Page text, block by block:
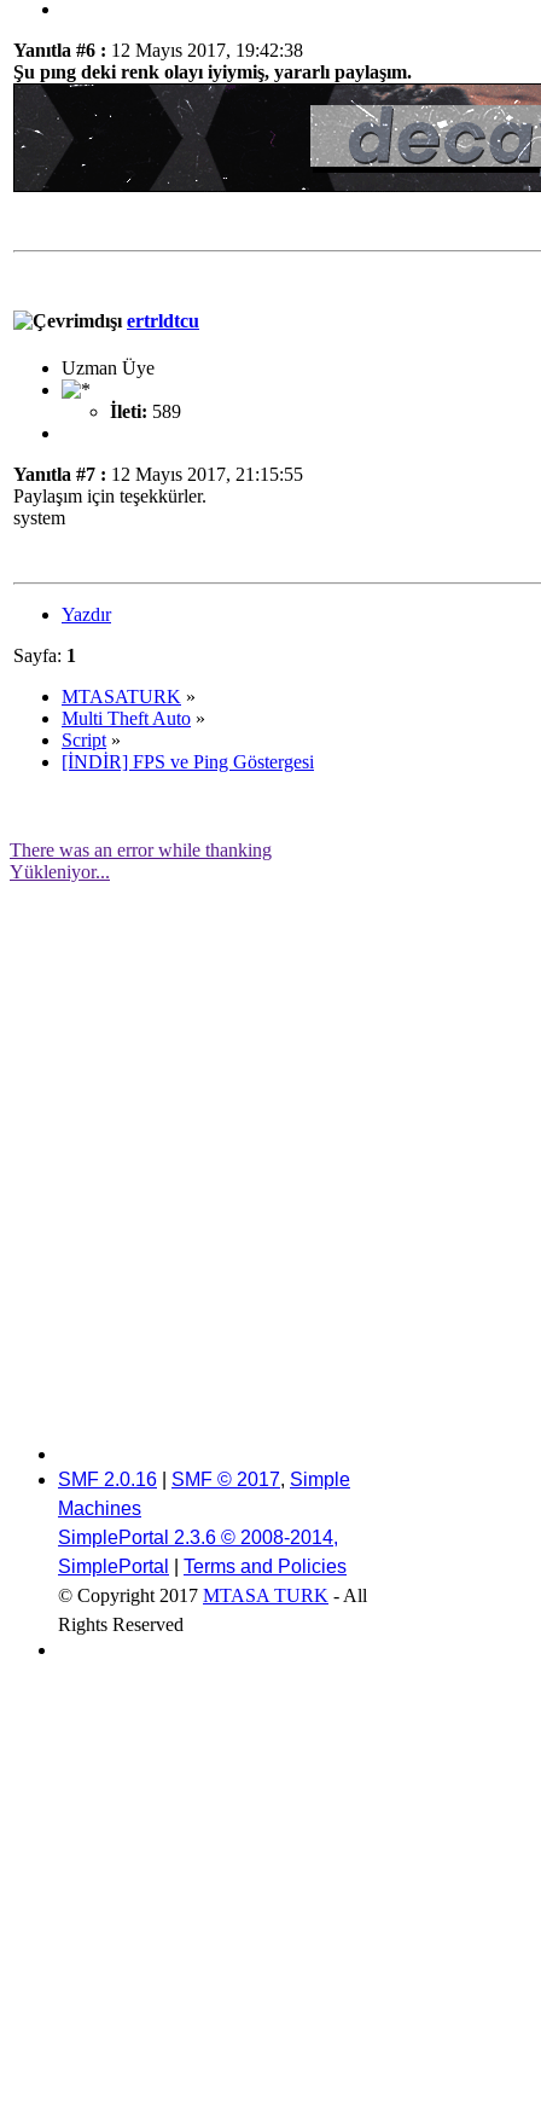
Yanıtla #6 : 12 Mayıs 2017, 19:42:38
Şu pıng deki renk olayı iyiymiş, yararlı paylaşım.
ertrldtcu
Uzman Üye
İleti: 589
Yanıtla #7 : 12 Mayıs 2017, 21:15:55
Paylaşım için teşekkürler.
system
Yazdır
Sayfa: 1
MTASATURK »
Multi Theft Auto »
Script »
[İNDİR] FPS ve Ping Göstergesi
There was an error while thanking
Yükleniyor...
SMF 2.0.16 SMF © 2017, Simple
Machines
SimplePortal 2.3.6 © 2008-2014,
SimplePortal
Terms and Policies
© Copyright 2017 MTASA TURK - All
Rights Reserved